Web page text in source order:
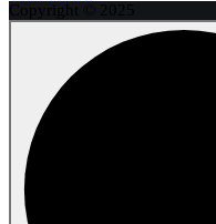
Copyright © 2025